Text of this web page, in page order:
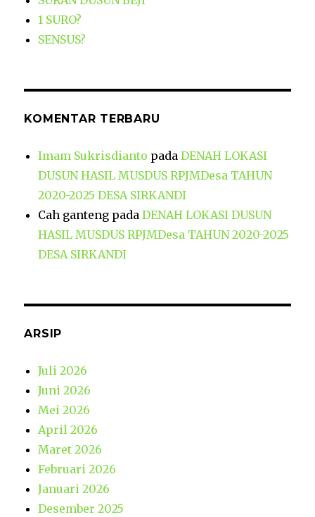
1 SURO?
SENSUS?
KOMENTAR TERBARU
Imam Sukrisdianto padaDENAH LOKASI
DUSUN HASIL MUSDUS RPJMDesa TAHUN
2020-2025 DESA SIRKANDI
Cah ganteng padaDENAH LOKASI DUSUN
HASIL MUSDUS RPJMDesa TAHUN 2020-2025
DESA SIRKANDI
ARSIP
Juli 2026
Juni 2026
Mei 2026
April 2026
Maret 2026
Februari 2026
Januari 2026
Desember 2025